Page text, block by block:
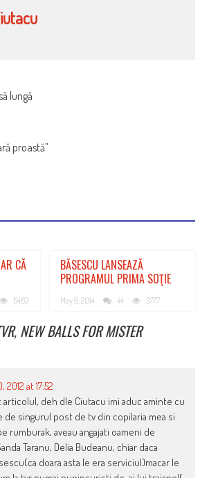
lungă
proastă”
CĂ
6463
BĂSESCU LANSEAZĂ
PROGRAMUL PRIMA SOŢIE
May 9, 2014 44 3777
NEW BALLS FOR MISTER
2012 at 17:52
articolul, deh dle Ciutacu imi aduc aminte cu
de singurul post de tv din copilaria mea si
rumburak, aveau angajati oameni de
Taranu, Delia Budeanu, chiar daca
doara asta le era serviciul)macar le